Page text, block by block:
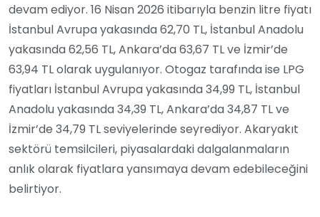
devam ediyor. 16 Nisan 2026 itibarıyla benzin litre fiyatı
İstanbul Avrupa yakasında 62,70 TL, İstanbul Anadolu
yakasında 62,56 TL, Ankara’da 63,67 TL ve İzmir’de
63,94 TL olarak uygulanıyor. Otogaz tarafında ise LPG
fiyatları İstanbul Avrupa yakasında 34,99 TL, İstanbul
Anadolu yakasında 34,39 TL, Ankara’da 34,87 TL ve
İzmir’de 34,79 TL seviyelerinde seyrediyor. Akaryakıt
sektörü temsilcileri, piyasalardaki dalgalanmaların
anlık olarak fiyatlara yansımaya devam edebileceğini
belirtiyor.